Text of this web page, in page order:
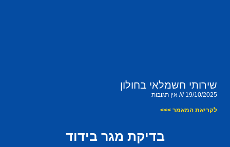
שירותי חשמלאי בחולון
19/10/2025 אין תגובות
לקריאת המאמר >>>
בדיקת מגר בידוד